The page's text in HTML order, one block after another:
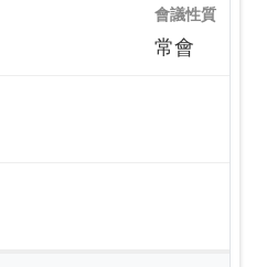
會議性質
常會